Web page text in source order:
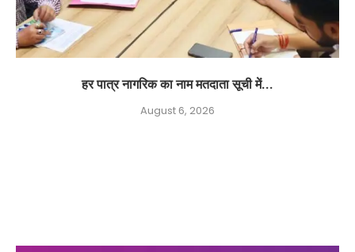
हर पात्र नागरिक का नाम मतदाता सूची में...
August 6, 2026